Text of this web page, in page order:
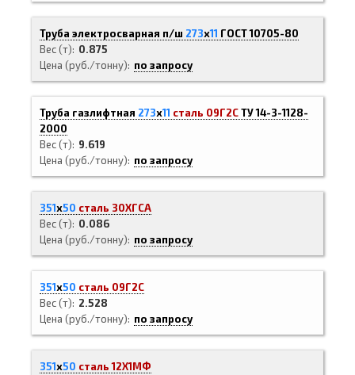
Труба электросварная п/ш 273х11 ГОСТ 10705-80
Вес (т)
0.875
Цена (руб./тонну)
по запросу
Труба газлифтная 273х11 сталь 09Г2СТУ 14-3-1128-
2000
Вес (т)
9.619
Цена (руб./тонну)
по запросу
351х50 сталь 30ХГСА
Вес (т)
0.086
Цена (руб./тонну)
по запросу
351х50 сталь 09Г2С
Вес (т)
2.528
Цена (руб./тонну)
по запросу
351х50 сталь 12Х1МФ